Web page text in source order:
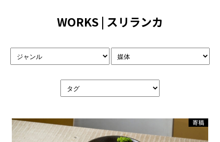
WORKS | スリランカ
寄稿